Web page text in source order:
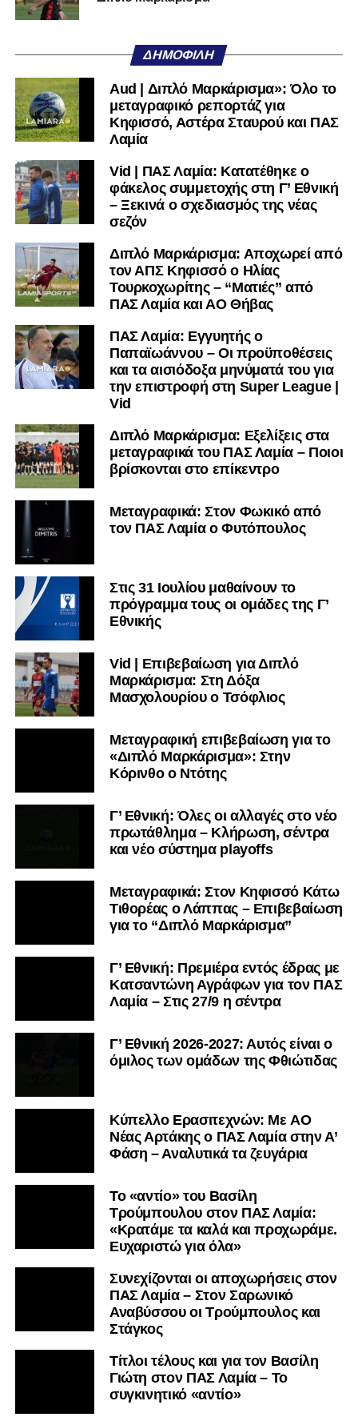
ΔΗΜΟΦΙΛΉ
Aud | Διπλό Μαρκάρισμα»: Όλο το
μεταγραφικό ρεπορτάζ για
Κηφισσό, Αστέρα Σταυρού και ΠΑΣ
Λαμία
Vid | ΠΑΣ Λαμία: Κατατέθηκε ο
φάκελος συμμετοχής στη Γ’ Εθνική
– Ξεκινά ο σχεδιασμός της νέας
σεζόν
Διπλό Μαρκάρισμα: Αποχωρεί από
τον ΑΠΣ Κηφισσό ο Ηλίας
Τουρκοχωρίτης – “Ματιές” από
ΠΑΣ Λαμία και ΑΟ Θήβας
ΠΑΣ Λαμία: Εγγυητής ο
Παπαϊωάννου – Οι προϋποθέσεις
και τα αισιόδοξα μηνύματά του για
την επιστροφή στη Super League |
Vid
Διπλό Μαρκάρισμα: Εξελίξεις στα
μεταγραφικά του ΠΑΣ Λαμία – Ποιοι
βρίσκονται στο επίκεντρο
Μεταγραφικά: Στον Φωκικό από
τον ΠΑΣ Λαμία ο Φυτόπουλος
Στις 31 Ιουλίου μαθαίνουν το
πρόγραμμα τους οι ομάδες της Γ’
Εθνικής
Vid | Επιβεβαίωση για Διπλό
Μαρκάρισμα: Στη Δόξα
Μασχολουρίου ο Τσόφλιος
Μεταγραφική επιβεβαίωση για το
«Διπλό Μαρκάρισμα»: Στην
Κόρινθο ο Ντότης
Γ’ Εθνική: Όλες οι αλλαγές στο νέο
πρωτάθλημα – Κλήρωση, σέντρα
και νέο σύστημα playoffs
Μεταγραφικά: Στον Κηφισσό Κάτω
Τιθορέας ο Λάππας – Επιβεβαίωση
για το “Διπλό Μαρκάρισμα”
Γ’ Εθνική: Πρεμιέρα εντός έδρας με
Κατσαντώνη Αγράφων για τον ΠΑΣ
Λαμία – Στις 27/9 η σέντρα
Γ’ Εθνική 2026-2027: Αυτός είναι ο
όμιλος των ομάδων της Φθιώτιδας
Kύπελλο Ερασιτεχνών: Με AO
Nέας Αρτάκης ο ΠΑΣ Λαμία στην Α’
Φάση – Αναλυτικά τα ζευγάρια
Το «αντίο» του Βασίλη
Τρούμπουλου στον ΠΑΣ Λαμία:
«Κρατάμε τα καλά και προχωράμε.
Ευχαριστώ για όλα»
Συνεχίζονται οι αποχωρήσεις στον
ΠΑΣ Λαμία – Στον Σαρωνικό
Αναβύσσου οι Τρούμπουλος και
Στάγκος
Τίτλοι τέλους και για τον Βασίλη
Γιώτη στον ΠΑΣ Λαμία – Το
συγκινητικό «αντίο»